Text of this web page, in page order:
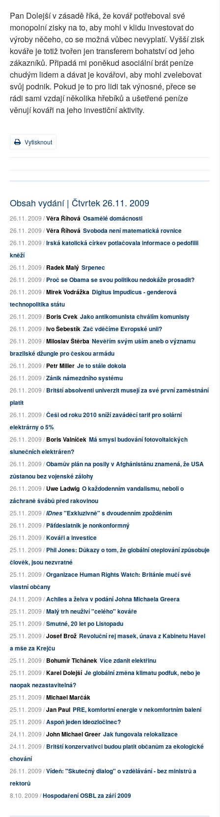
Pan Dolejší v zásadě říká, že kovář potřeboval své
monopolní zisky na to, aby mohl v klidu investovat do
výroby něčeho, co se možná vůbec nevyplatí. Vyšší zisk
kováře je totiž tvořen jen transferem bohatství od jeho
zákazníků. Připadá mi poněkud asociální brát peníze
chudým lidem a dávat je kovářovi, aby mohl zvelebovat
svůj podnik. Pokud je to pro lidi tak výnosné, přece se
rádi sami vzdají několika hřebíků a ušetřené peníze
věnují kováři na jeho investiční aktivity.
Vytisknout
Obsah vydání | Čtvrtek 26.11. 2009
26.11. 2009 /Věra Říhová Osamělé domácnosti
26.11. 2009 /Věra Říhová Svoboda není matematická rovnice
26.11. 2009 /Irská katolická církev potlačovala informace o pedofilii
kněží
26.11. 2009 /Radek Malý Srpenec
26.11. 2009 /Proč se Obama se svou politikou nedokáže prosadit?
26.11. 2009 /Mirek Vodrážka Digitus Impudicus - genderová
technopolitika státu
26.11. 2009 /Boris Cvek Jako antikomunista chválím komunisty
26.11. 2009 /Ivo Šebestík Zač vděčíme Evropské unii?
26.11. 2009 /Miloslav Štěrba Nevěřím svým uším aneb o významu
brazilské džungle pro českou armádu
26.11. 2009 /Petr Miller Je to stále dokola
26.11. 2009 /Zánik námezdního systému
26.11. 2009 /Britští absolventi univerzit musejí za své první zaměstnání
platit
26.11. 2009 /Češi od roku 2010 sníží zaváděcí tarif pro solární
elektrárny o 5%
26.11. 2009 /Boris Valníček Má smysl budování fotovoltaických
slunečních elektráren?
26.11. 2009 /Obamův plán na posily v Afghánistánu znamená, že USA
zůstanou bez vojenské zálohy
26.11. 2009 /Uwe Ladwig O každodenním vandalismu, neboli o
záchraně švábů před rakovinou
25.11. 2009 /IDnes"Exkluzivně" s dvoudenním zpožděním
26.11. 2009 /Päťdesiatnik je nonkonformný
26.11. 2009 /Kováři a investice
25.11. 2009 /Phil Jones: Důkazy o tom, že globální oteplování způsobuje
člověk, jsou nezvratné
25.11. 2009 /Organizace Human Rights Watch: Británie mučí své
vlastní občany
24.11. 2009 /Achiles a želva v podání Johna Michaela Greera
25.11. 2009 /Malý trh neuživí "celého" kováře
25.11. 2009 /Smutné, 20 let po Listopadu
25.11. 2009 /Josef Brož Revoluční rej masek, únava z Kabinetu Havel
a mše za Krejču
25.11. 2009 /Bohumír Tichánek Více zdanit elektřinu
25.11. 2009 /Karel Dolejší Je globální změna klimatu podfuk, nebo je
naopak nezastavitelná?
25.11. 2009 /Michael Marčák
25.11. 2009 /Jan Paul PRE, komfortní energie v nekomfortním balení
25.11. 2009 /Aspoň jeden ideozločinec?
24.11. 2009 /John Michael Greer Jak fungovala relokalizace
24.11. 2009 /Britští konzervativci budou platit občanům za ekologické
chování
26.11. 2009 /Vídeň: "Skutečný dialog" o vzdělávání - bez ministrů a
rektorů
8.10. 2009 /Hospodaření OSBL za září 2009